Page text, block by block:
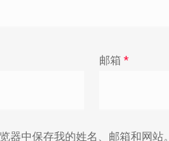
邮箱 *
器中保存我的姓名、邮箱和网站。